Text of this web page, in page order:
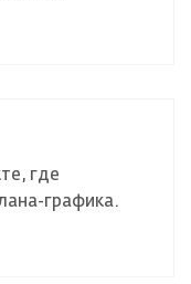
где
графика.